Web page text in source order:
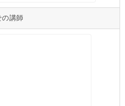
講師